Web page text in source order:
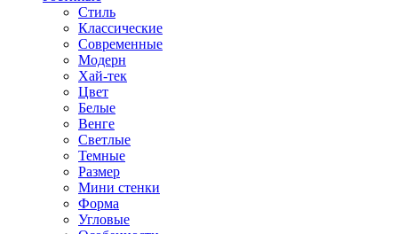
Стиль
Классические
Современные
Модерн
Хай-тек
Цвет
Белые
Венге
Светлые
Темные
Размер
Мини стенки
Форма
Угловые